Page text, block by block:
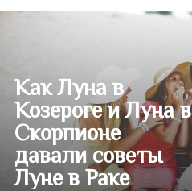
Как Луна в
Козероге и Луна в
Скорпионе
давали советы
Луне в Раке